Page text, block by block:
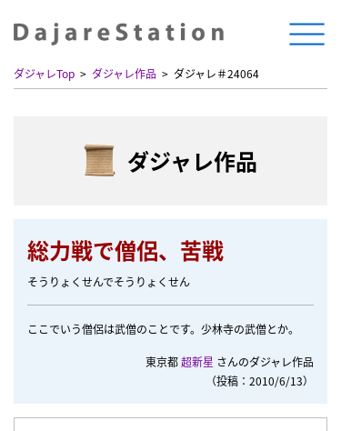
ダジャレTop ダジャレ作品 ダジャレ＃24064
ダジャレ作品
総力戦で僧侶、苦戦
そうりょくせんでそうりょくせん
ここでいう僧侶は武僧のことです。少林寺の武僧とか。
東京都超新星 さんのダジャレ作品
（投稿：2010/6/13）